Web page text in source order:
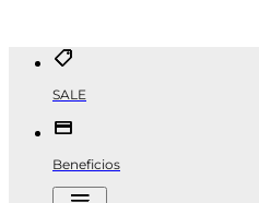
SALE
Beneficios